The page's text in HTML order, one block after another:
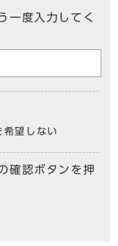
一度入力してく
希望しない
確認ボタンを押